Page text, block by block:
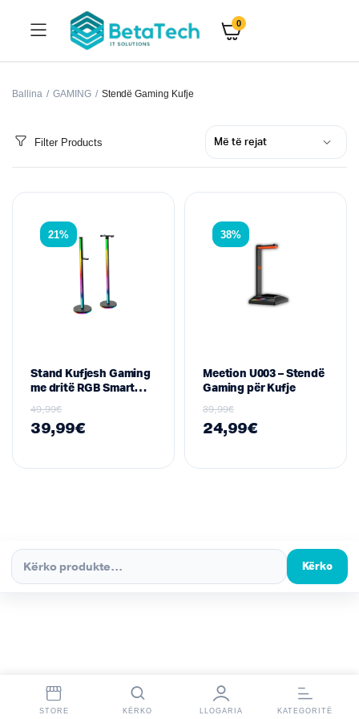
0
Ballina GAMING Stendë Gaming Kufje
Filter Products
21%
Stand Kufjesh Gaming
me dritë RGB Smart
49,99€
39,99€
38%
Meetion U003 – Stendë
Gaming për Kufje
39,99€
24,99€
Kërko
STORE KËRKO LLOGARIA KATEGORITË